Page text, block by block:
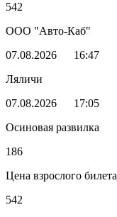
542
ООО "Авто-Каб"
07.08.2026
16:47
Ляличи
07.08.2026
17:05
Осиновая развилка
186
Цена взрослого билета
542